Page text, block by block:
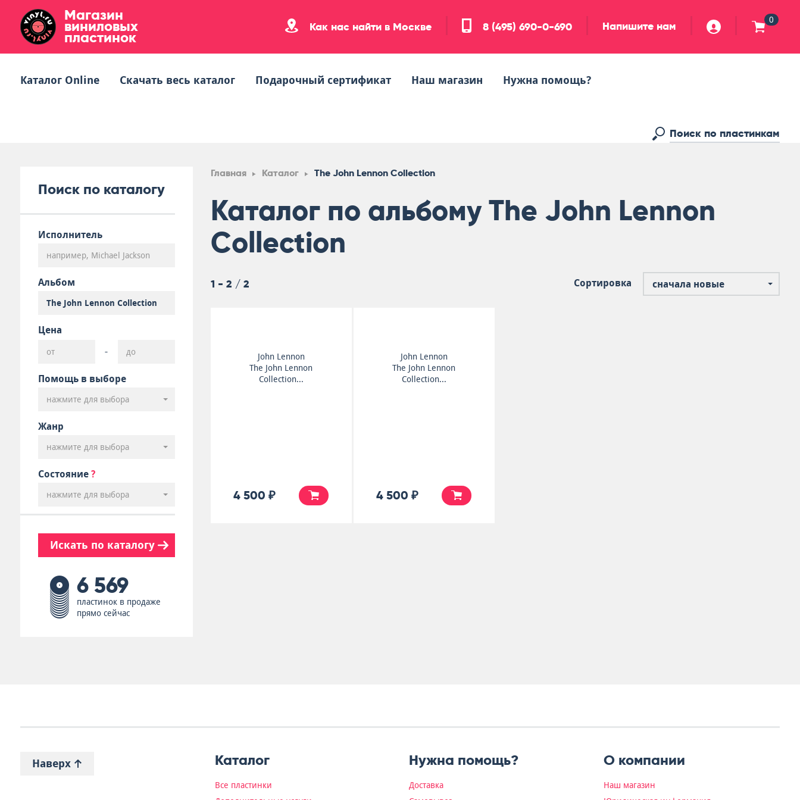
Магазин
виниловых
пластинок
Как нас найти в Москве 8 (495) 690-0-690 Напишите нам 0
Каталог Online Скачать весь каталог Подарочный сертификат Наш магазин Нужна помощь?
Поиск по каталогу
Исполнитель
Альбом
Цена
-
Помощь в выборе
нажмите для выбора
Жанр
нажмите для выбора
Состояние ?
нажмите для выбора
Искать по каталогу
6 569
пластинок в продаже
прямо сейчас
Главная Каталог The John Lennon Collection
Каталог по альбому The John Lennon
Collection
1 - 2 / 2 Сортировка сначала новые
John Lennon
The John Lennon
Collection...
4 500 ₽
John Lennon
The John Lennon
Collection...
4 500 ₽
Наверх Каталог
Все пластинки
Нужна помощь?
Доставка
О компании
Наш магазин